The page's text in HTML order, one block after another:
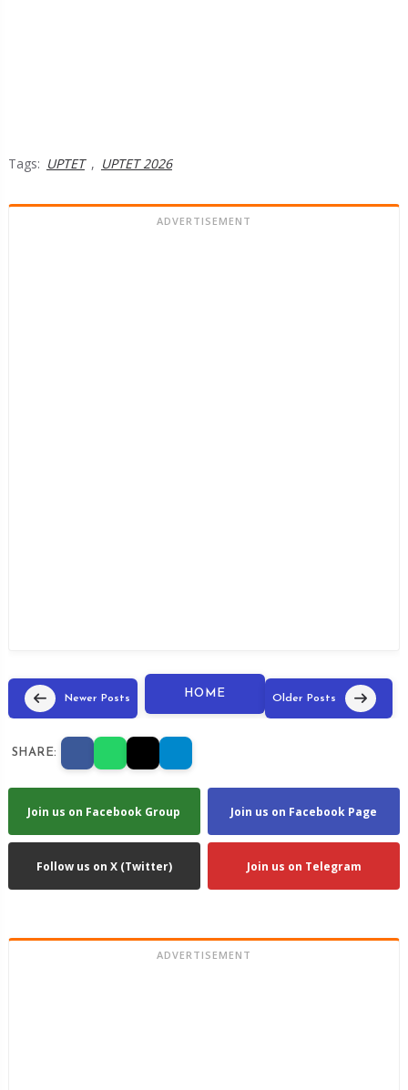
Tags: UPTET , UPTET 2026
ADVERTISEMENT
Newer Posts HOME Older Posts
SHARE:
Join us on Facebook Group Join us on Facebook Page
Follow us on X (Twitter) Join us on Telegram
ADVERTISEMENT